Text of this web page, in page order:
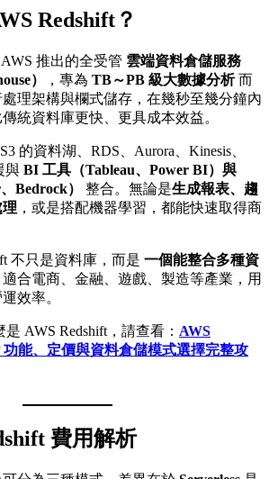
Redshift？
推出的全受管 雲端資料倉儲服務
）
，專為 TB～PB 級大數據分析而
理架構與欄式儲存，在幾秒至幾分鐘內
統資料庫更快、更具成本效益。
的資料湖、RDS、Aurora、Kinesis、
與 BI 工具（Tableau、Power BI）與
Bedrock）
整合。無論是生成報表、趨
，或是搭配機器學習，都能快速取得商
不只是資料庫，而是 一個能整合多種資
適合電商、金融、遊戲、製造等產業，用
效率。
AWS Redshift，請查看： AWS
能、定價與資料倉儲模式選擇完整攻
費用解析